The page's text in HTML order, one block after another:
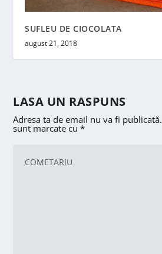
SUFLEU DE CIOCOLATA
august 21, 2018
LASA UN RASPUNS
Adresa ta de email nu va fi publicată.
sunt marcate cu*